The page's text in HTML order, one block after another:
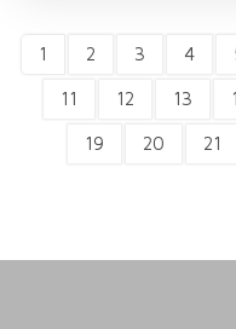
1 2 3 4
11 12 13
19 20 21